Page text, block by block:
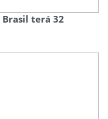
Brasil terá 32